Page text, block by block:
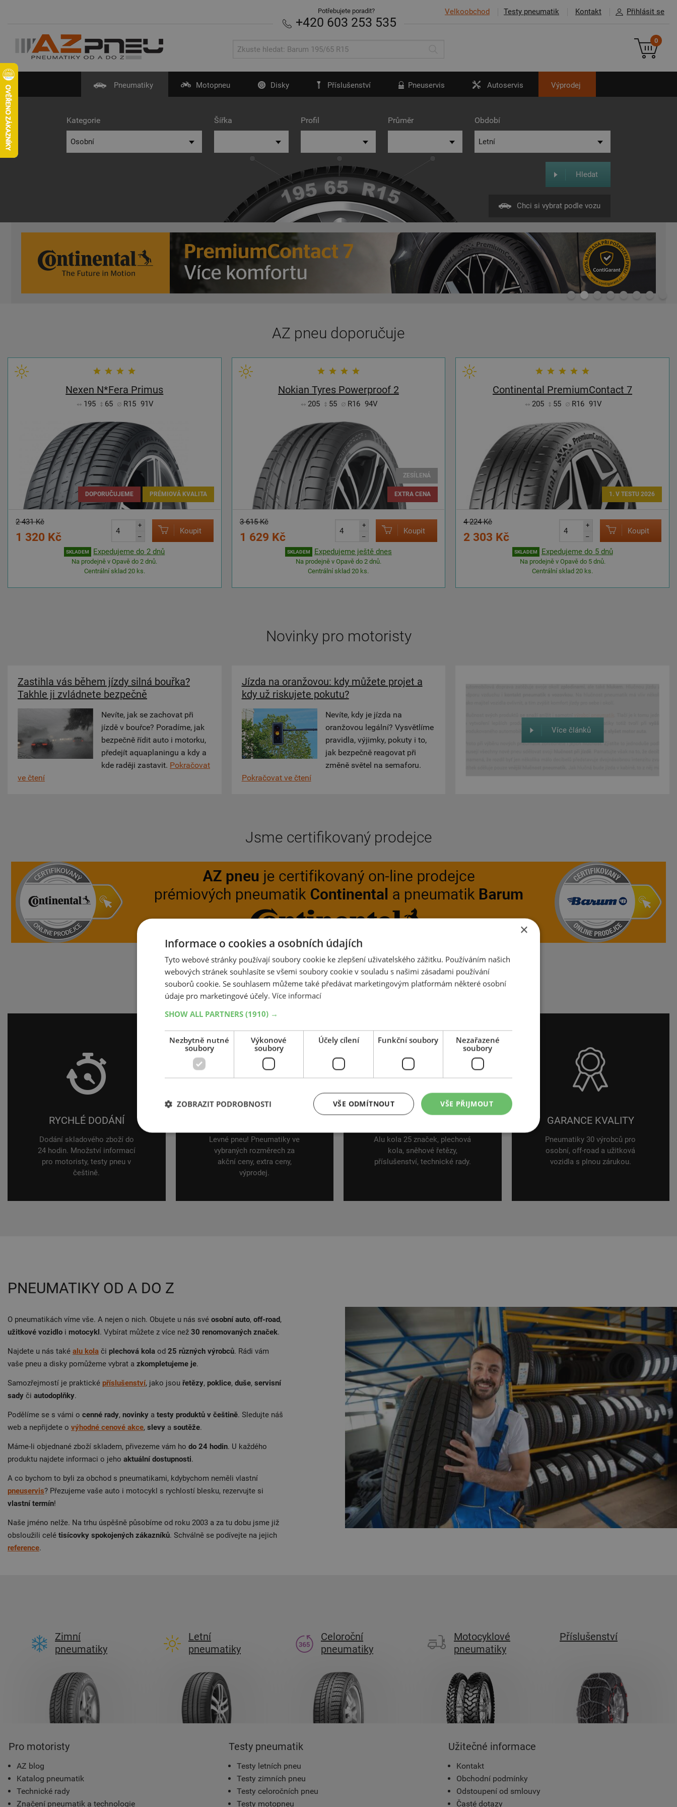
Velkoobchod Testy pneumatik Kontakt Přihlásit se
Potřebujete poradit?
+420 603 253 535
0
Pneumatiky Motopneu Disky Příslušenství Pneuservis Autoservis Výprodej
Kategorie Šířka Profil Průměr Období
Hledat
Chci si vybrat podle vozu
1 2 3 4 5 6 7 8
AZ pneu doporučuje
Nexen N*Fera Primus
195 65 R15 91V
DOPORUČUJEME PRÉMIOVÁ KVALITA
2 431 Kč
1 320 Kč
+
–
Koupit
SKLADEM Expedujeme do 2 dnů
Na prodejně v Opavě do 2 dnů.
Centrální sklad 20 ks.
Nokian Tyres Powerproof 2
205 55 R16 94V
ZESÍLENÁ
EXTRA CENA
3 615 Kč
1 629 Kč
+
–
Koupit
SKLADEM Expedujeme ještě dnes
Na prodejně v Opavě do 2 dnů.
Centrální sklad 20 ks.
Continental PremiumContact 7
205 55 R16 91V
1. V TESTU 2026
4 224 Kč
2 303 Kč
+
–
Koupit
SKLADEM Expedujeme do 5 dnů
Na prodejně v Opavě do 5 dnů.
Centrální sklad 20 ks.
Novinky pro motoristy
Zastihla vás během jízdy silná bouřka?
Takhle ji zvládnete bezpečně
Nevíte, jak se zachovat při
jízdě v bouřce? Poradíme, jak
bezpečně řídit auto i motorku,
předejít aquaplaningu a kdy a
kde raději zastavit. Pokračovat
ve čtení
Jízda na oranžovou: kdy můžete projet a
kdy už riskujete pokutu?
Nevíte, kdy je jízda na
oranžovou legální? Vysvětlíme
pravidla, výjimky, pokuty i to,
jak bezpečně reagovat při
změně světel na semaforu.
Pokračovat ve čtení
Více článků
Jsme certifikovaný prodejce
Proč AZ pneu
RYCHLÉ DODÁNÍ
Dodání skladového zboží do
24 hodin. Množství informací
pro motoristy, testy pneu v
češtině.
Levné pneu! Pneumatiky ve
vybraných rozměrech za
akční ceny, extra ceny,
výprodej.
Alu kola 25 značek, plechová
kola, sněhové řetězy,
příslušenství, technické rady.
GARANCE KVALITY
Pneumatiky 30 výrobců pro
osobní, off-road a užitková
vozidla s plnou zárukou.
PNEUMATIKY OD A DO Z
O pneumatikách víme vše. A nejen o nich. Obujete u nás své osobní auto, off-road,
užitkové vozidlo i motocykl. Vybírat můžete z více než 30 renomovaných značek.
Najdete u nás také alu kola či plechová kola od 25 různých výrobců. Rádi vám
vaše pneu a disky pomůžeme vybrat a zkompletujeme je.
Samozřejmostí je praktické příslušenství, jako jsou řetězy, poklice, duše, servisní
sady či autodoplňky.
Podělíme se s vámi o cenné rady, novinky a testy produktů v češtině. Sledujte náš
web a nepřijdete o výhodné cenové akce, slevy a soutěže.
Máme-li objednané zboží skladem, přivezeme vám ho do 24 hodin. U každého
produktu najdete informaci o jeho aktuální dostupnosti.
A co bychom to byli za obchod s pneumatikami, kdybychom neměli vlastní
pneuservis? Přezujeme vaše auto i motocykl s rychlostí blesku, rezervujte si
vlastní termín!
Naše jméno nelže. Na trhu úspěšně působíme od roku 2003 a za tu dobu jsme již
obsloužili celé tisícovky spokojených zákazníků. Schválně se podívejte na jejich
reference.
Zimní
pneumatiky
Letní
pneumatiky
Celoroční
pneumatiky
Motocyklové
pneumatiky
Příslušenství
Pro motoristy
AZ blog
Katalog pneumatik
Technické rady
Značení pneumatik a technologie
Testy pneumatik
Testy letních pneu
Testy zimních pneu
Testy celoročních pneu
Testy motopneu
Užitečné informace
Kontakt
Obchodní podmínky
Odstoupení od smlouvy
Časté dotazy
×
Informace o cookies a osobních údajích
Tyto webové stránky používají soubory cookie ke zlepšení uživatelského zážitku. Používáním našich
webových stránek souhlasíte se všemi soubory cookie v souladu s našimi zásadami používání
souborů cookie. Se souhlasem můžeme také předávat marketingovým platformám některé osobní
údaje pro marketingové účely. Více informací
SHOW ALL PARTNERS (1910) →
Nezbytně nutné
soubory
Výkonové
soubory
Účely cílení Funkční soubory
Nezařazené
soubory
VŠE PŘIJMOUT
VŠE ODMÍTNOUT
ZOBRAZIT PODROBNOSTI